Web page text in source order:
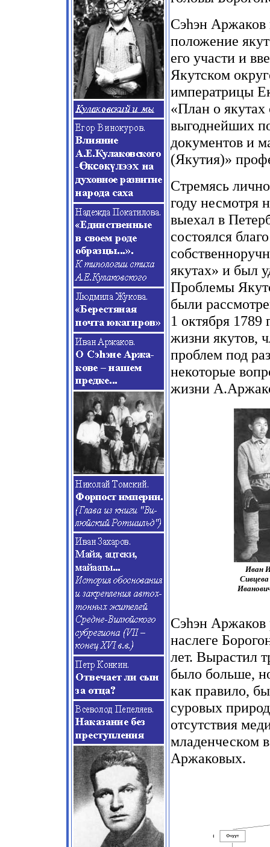
Сэhэн Аржаков
положение
его участи и
Якутском
императрицы
«План о якутах
выгоднейших
документов и
(Якутия)»
Стремясь
году несмотря
выехал в
состоялся
якутах» и был
Проблемы
были
1 октября 1789
жизни якутов,
проблем под
некоторые
жизни
Иван
Сэhэн Аржаков
наслеге
лет. Вырастил
было больше,
как правило,
суровых
отсутствия
младенческом
Аржаковых.